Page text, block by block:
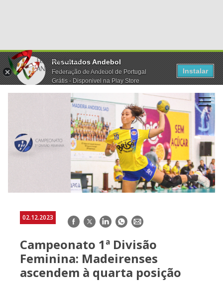
Resultados Andebol
Federação de Andebol de Portugal
Grátis - Disponivel na Play Store
Instalar
02.12.2023 Facebook
TwitterLinkedInWhatsApp
E-
Campeonato 1ª Divisão
Feminina: Madeirenses
ascendem à quarta posição